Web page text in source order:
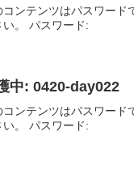
コンテンツはパスワード
い。 パスワード:
中: 0420-day022
コンテンツはパスワード
い。 パスワード: